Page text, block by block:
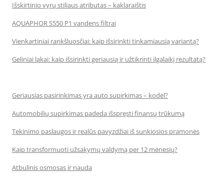
Išskirtinio vyrų stiliaus atributas – kaklaraištis
AQUAPHOR S550 P1 vandens filtrai
Vienkartiniai rankšluosčiai: kaip išsirinkti tinkamiausią variantą?
Geliniai lakai: kaip išsirinkti geriausią ir užtikrinti ilgalaikį rezultatą?
Geriausias pasirinkimas yra auto supirkimas – kodėl?
Automobilių supirkimas padeda išspręsti finansų trūkumą
Tekinimo paslaugos ir realūs pavyzdžiai iš sunkiosios pramonės
Kaip transformuoti užsakymų valdymą per 12 mėnesių?
Atbulinis osmosas ir nauda